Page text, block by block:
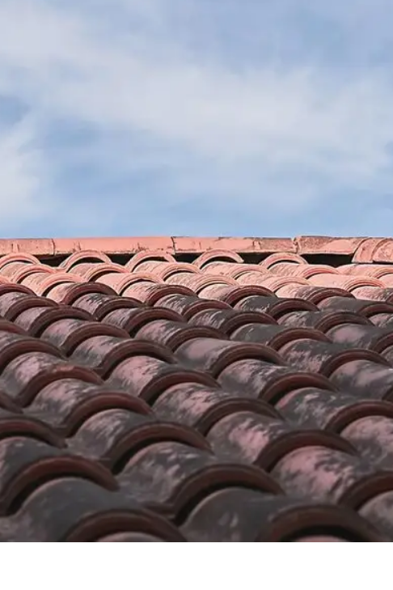
vos
nos artisans ont les
entreprendre vos
soit le type de votre
avons à notre
de plusieurs
des travaux de
et faites confiance
surface à travailler.
avec un design
Le nettoyage de façade
renovation
Notre entreprise de couverture Brun renovation et
proposent des services pour le nettoyage de la
Lansac 66720. Le nettoyage de façade est
intervention permet de garder le design et
De plus, c’est un entretien à faire fréquemment
toujours garder son esthétique. Notre entreprise
renovation est en mesure de nettoyer : les
divers parasites végétaux qui envahissent votre
produits et les matériaux adéquats pour effectuer